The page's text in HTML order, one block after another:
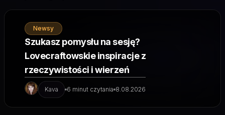
Newsy
Szukasz pomysłu na sesję?
Lovecraftowskie inspiracje z
rzeczywistości i wierzeń
Kava 6 minut czytania 8.08.2026